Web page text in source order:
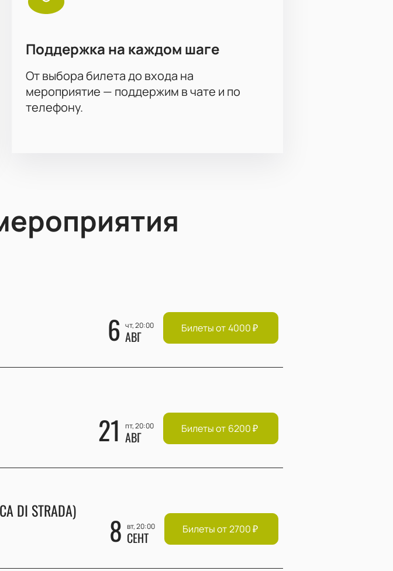
Поддержка на каждом шаге
От выбора билета до входа на
мероприятие — поддержим в чате и по
телефону.
6 чт, 20:00
АВГ Билеты от 4000₽
21 пт, 20:00
АВГ Билеты от 6200₽
DI STRADA)
8 вт, 20:00
СЕНТ Билеты от 2700₽